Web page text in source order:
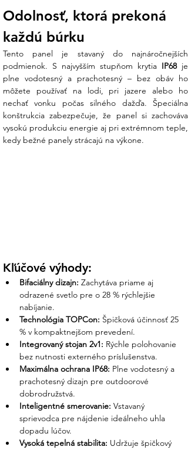
Rozmery - zložený: 82 x 50 x 3,2 cm
teplôt: -20 °C až 85 °C
Odolnosť, ktorá prekoná
každú búrku
Tento panel je stavaný do najnáročnejších
podmienok. S najvyšším stupňom krytia IP68 je
plne vodotesný a prachotesný – bez obáv ho
môžete používať na lodi, pri jazere alebo ho
nechať vonku počas silného dažďa. Špeciálna
konštrukcia zabezpečuje, že panel si zachováva
vysokú produkciu energie aj pri extrémnom teple,
kedy bežné panely strácajú na výkone.
Kľúčové výhody:
Bifaciálny dizajn: Zachytáva priame aj
odrazené svetlo pre o 28 % rýchlejšie
nabíjanie.
Technológia TOPCon: Špičková účinnosť 25
% v kompaktnejšom prevedení.
Integrovaný stojan 2v1: Rýchle polohovanie
bez nutnosti externého príslušenstva.
Maximálna ochrana IP68: Plne vodotesný a
prachotesný dizajn pre outdoorové
dobrodružstvá.
Inteligentné smerovanie: Vstavaný
sprievodca pre nájdenie ideálneho uhla
dopadu lúčov.
Vysoká tepelná stabilita: Udržuje špičkový